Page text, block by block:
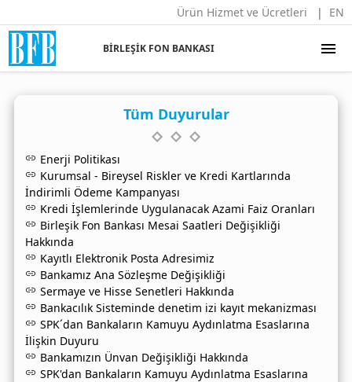
Ürün Hizmet ve Ücretleri EN
BİRLEŞİK FON BANKASI menu
Tüm Duyurular
Enerji Politikası
Kurumsal - Bireysel Riskler ve Kredi Kartlarında
İndirimli Ödeme Kampanyası
Kredi İşlemlerinde Uygulanacak Azami Faiz Oranları
Birleşik Fon Bankası Mesai Saatleri Değişikliği
Hakkında
Kayıtlı Elektronik Posta Adresimiz
Bankamız Ana Sözleşme Değişikliği
Sermaye ve Hisse Senetleri Hakkında
Bankacılık Sisteminde denetim izi kayıt mekanizması
SPK´dan Bankaların Kamuyu Aydınlatma Esaslarına
İlişkin Duyuru
Bankamızın Ünvan Değişikliği Hakkında
SPK'dan Bankaların Kamuyu Aydınlatma Esaslarına